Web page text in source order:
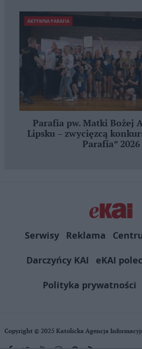
AKTYWNA PARAFIA
Parafia pw. Matki Bożej
Lipsku – zwycięzcą
Parafia” 2026
Serwisy Reklama
Darczyńcy KAI
eKAI
Polityka prywatności
Copyright © 2025 Katolicka Agencja